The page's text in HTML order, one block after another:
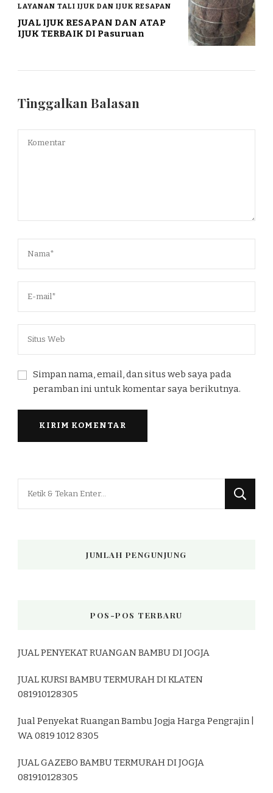
LAYANAN TALI IJUK DAN IJUK RESAPAN
JUAL IJUK RESAPAN DAN ATAP
IJUK TERBAIK DI Pasuruan
Tinggalkan Balasan
Simpan nama, email, dan situs web saya pada
peramban ini untuk komentar saya berikutnya.
JUMLAH PENGUNJUNG
POS-POS TERBARU
JUAL PENYEKAT RUANGAN BAMBU DI JOGJA
JUAL KURSI BAMBU TERMURAH DI KLATEN
081910128305
Jual Penyekat Ruangan Bambu Jogja Harga Pengrajin |
WA 0819 1012 8305
JUAL GAZEBO BAMBU TERMURAH DI JOGJA
081910128305